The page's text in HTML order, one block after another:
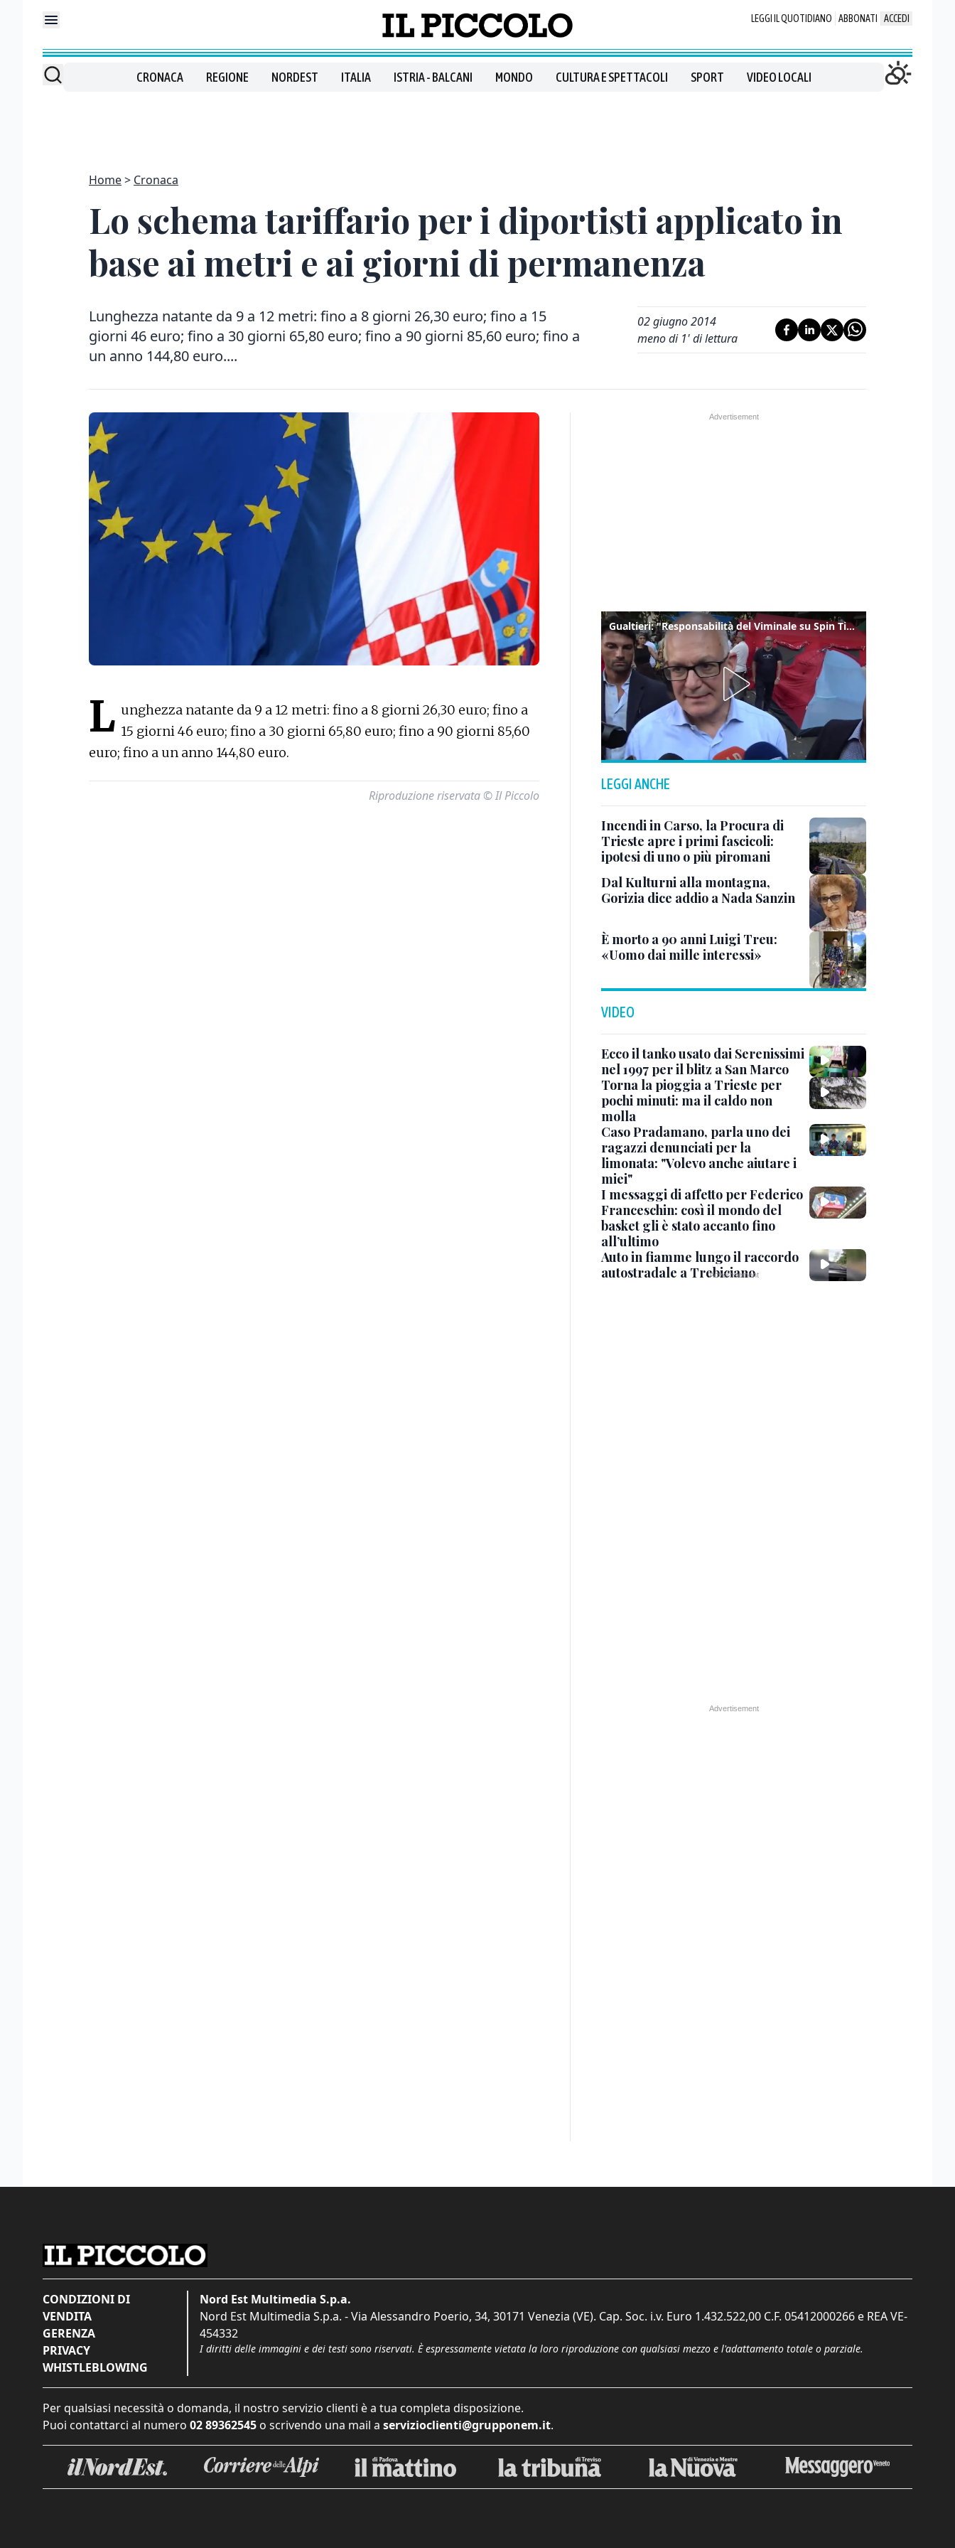
LEGGI IL QUOTIDIANO ABBONATI ACCEDI
CRONACA REGIONE NORDEST ITALIA ISTRIA - BALCANI MONDO CULTURA E SPETTACOLI SPORT VIDEO LOCALI
Home Cronaca
Lo schema tariffario per i diportisti applicato in
base ai metri e ai giorni di permanenza
Lunghezza natante da 9 a 12 metri: fino a 8 giorni 26,30 euro; fino a 15
giorni 46 euro; fino a 30 giorni 65,80 euro; fino a 90 giorni 85,60 euro; fino a
un anno 144,80 euro....
02 giugno 2014
meno di 1' di lettura
L unghezza natante da 9 a 12 metri: fino a 8 giorni 26,30 euro; fino a
15 giorni 46 euro; fino a 30 giorni 65,80 euro; fino a 90 giorni 85,60
euro; fino a un anno 144,80 euro.
Riproduzione riservata © Il Piccolo
Gualtieri: "Responsabilità del Viminale su Spin Time? La posizione dei partiti è nota"
LEGGI ANCHE
Incendi in Carso, la Procura di
Trieste apre i primi fascicoli:
ipotesi di uno o più piromani
Dal Kulturni alla montagna,
Gorizia dice addio a Nada Sanzin
È morto a 90 anni Luigi Treu:
«Uomo dai mille interessi»
VIDEO
Ecco il tanko usato dai Serenissimi
nel 1997 per il blitz a San Marco
Torna la pioggia a Trieste per
pochi minuti: ma il caldo non
molla
Caso Pradamano, parla uno dei
ragazzi denunciati per la
limonata: "Volevo anche aiutare i
miei"
I messaggi di affetto per Federico
Franceschin: così il mondo del
basket gli è stato accanto fino
all’ultimo
Auto in fiamme lungo il raccordo
autostradale a Trebiciano
CONDIZIONI DI
VENDITA
GERENZA
PRIVACY
WHISTLEBLOWING
Nord Est Multimedia S.p.a.
Nord Est Multimedia S.p.a. - Via Alessandro Poerio, 34, 30171 Venezia (VE). Cap. Soc. i.v. Euro 1.432.522,00 C.F. 05412000266 e REA VE-
454332
I diritti delle immagini e dei testi sono riservati. È espressamente vietata la loro riproduzione con qualsiasi mezzo e l'adattamento totale o parziale.
Per qualsiasi necessità o domanda, il nostro servizio clienti è a tua completa disposizione.
Puoi contattarci al numero 02 89362545 o scrivendo una mail a servizioclienti@grupponem.it.